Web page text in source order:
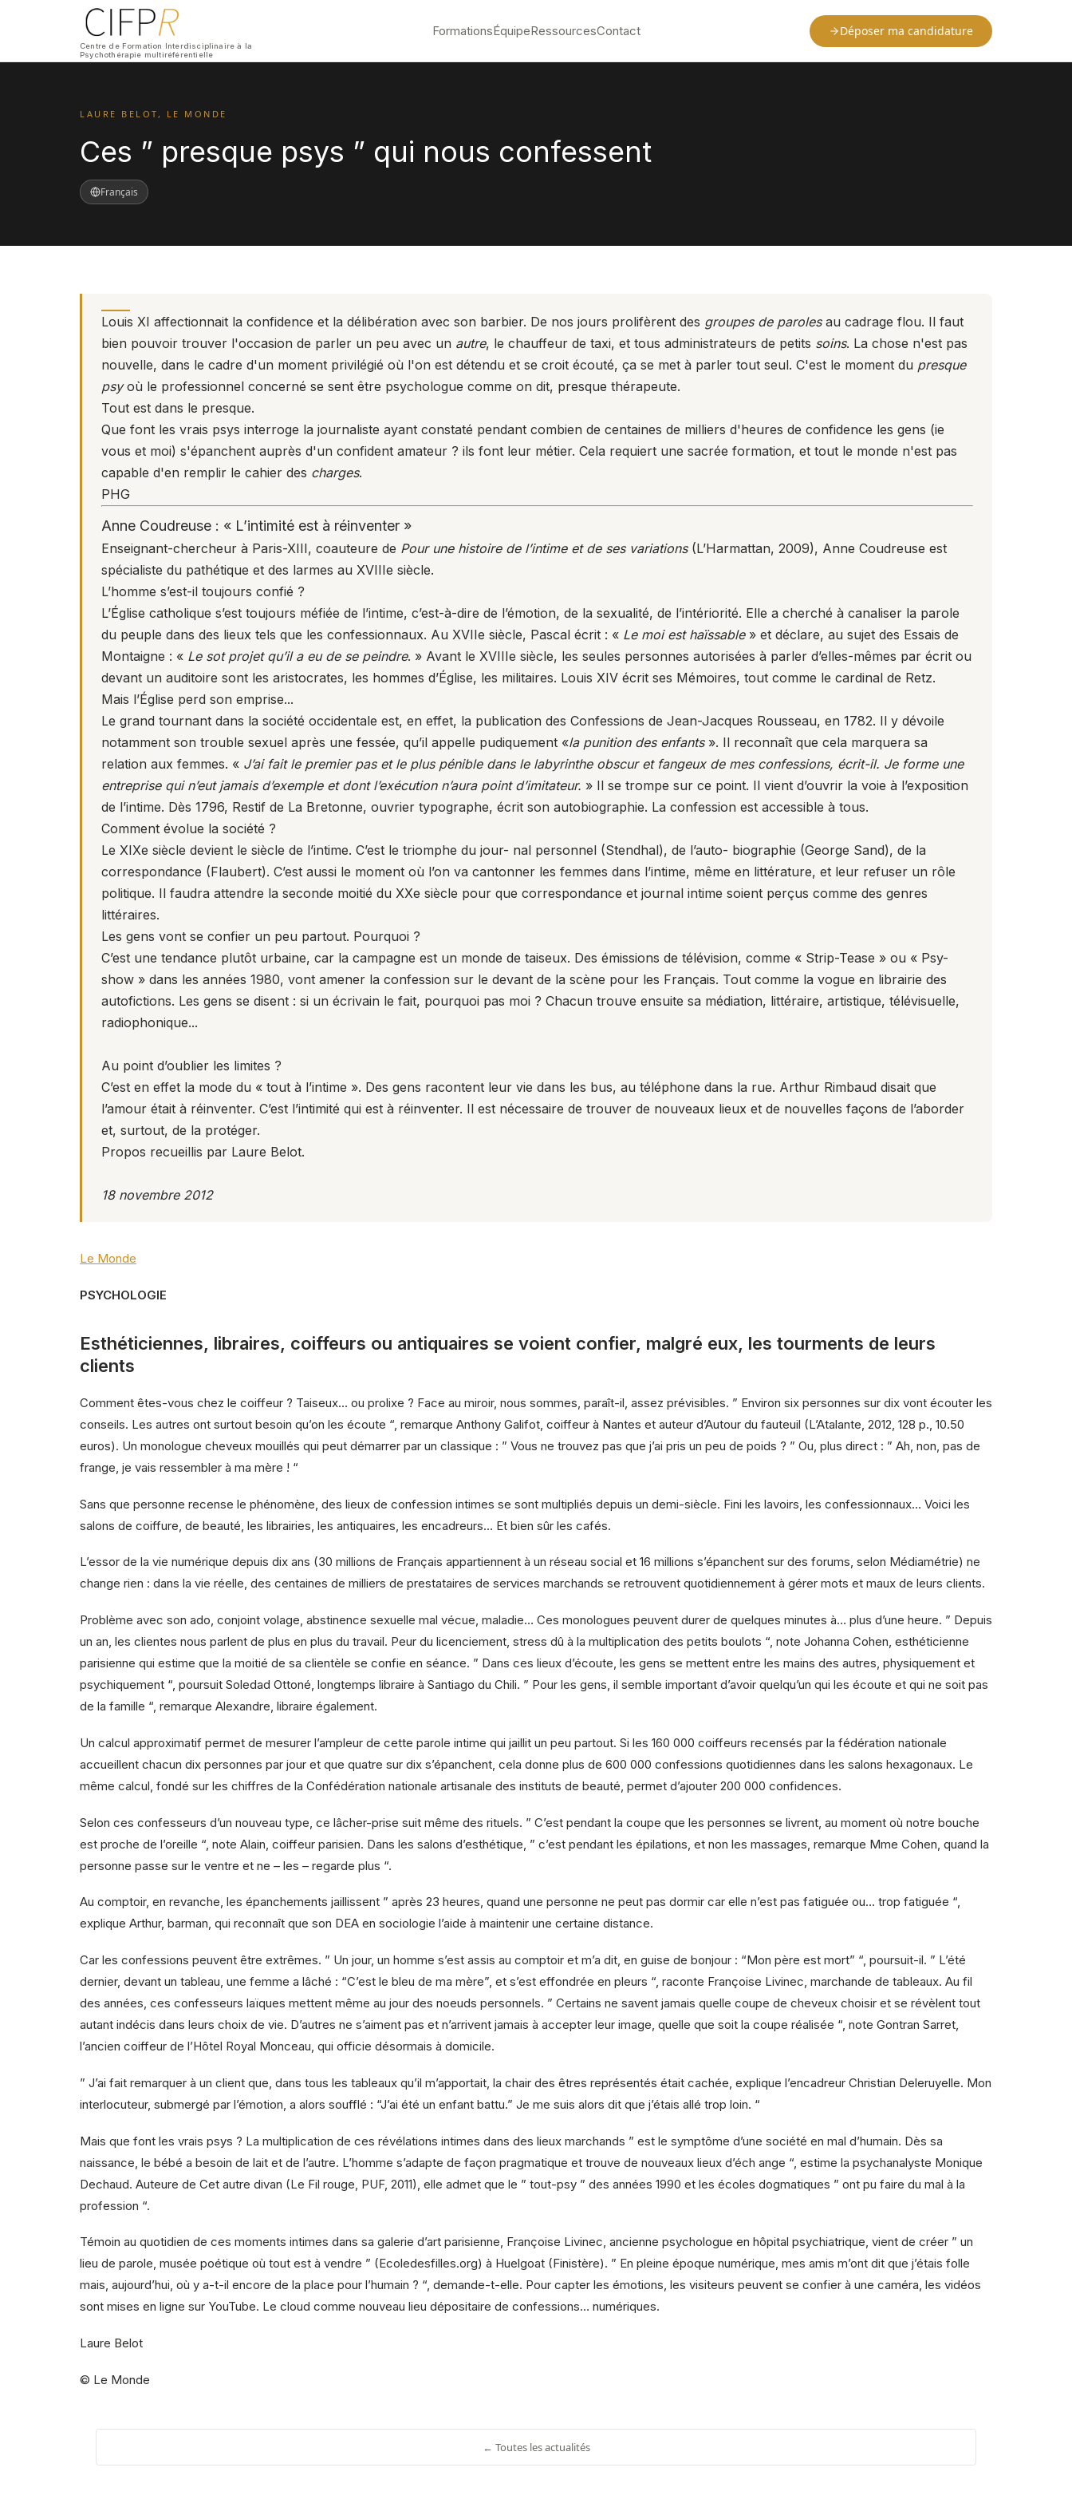
Centre de Formation Interdisciplinaire à la
Psychothérapie multiréférentielle
FormationsÉquipeRessourcesContact Déposer ma candidature
LAURE BELOT, LE MONDE
Ces ” presque psys ” qui nous confessent
Français
Louis XI affectionnait la confidence et la délibération avec son barbier. De nos jours prolifèrent des groupes de parolesau cadrage flou. Il faut
bien pouvoir trouver l'occasion de parler un peu avec un autre, le chauffeur de taxi, et tous administrateurs de petits soins. La chose n'est pas
nouvelle, dans le cadre d'un moment privilégié où l'on est détendu et se croit écouté, ça se met à parler tout seul. C'est le moment du presque
psyoù le professionnel concerné se sent être psychologue comme on dit, presque thérapeute.
Tout est dans le presque.
Que font les vrais psys interroge la journaliste ayant constaté pendant combien de centaines de milliers d'heures de confidence les gens (ie
vous et moi) s'épanchent auprès d'un confident amateur ? ils font leur métier. Cela requiert une sacrée formation, et tout le monde n'est pas
capable d'en remplir le cahier des charges.
PHG
Anne Coudreuse : « L’intimité est à réinventer »
Enseignant-chercheur à Paris-XIII, coauteure de Pour une histoire de l’intime et de ses variations(L’Harmattan, 2009), Anne Coudreuse est
spécialiste du pathétique et des larmes au XVIIIe siècle.
L’homme s’est-il toujours confié ?
L’Église catholique s’est toujours méfiée de l’intime, c’est-à-dire de l’émotion, de la sexualité, de l’intériorité. Elle a cherché à canaliser la parole
du peuple dans des lieux tels que les confessionnaux. Au XVIIe siècle, Pascal écrit : « Le moi est haïssable» et déclare, au sujet des Essais de
Montaigne : « Le sot projet qu’il a eu de se peindre. » Avant le XVIIIe siècle, les seules personnes autorisées à parler d’elles-mêmes par écrit ou
devant un auditoire sont les aristocrates, les hommes d’Église, les militaires. Louis XIV écrit ses Mémoires, tout comme le cardinal de Retz.
Mais l’Église perd son emprise...
Le grand tournant dans la société occidentale est, en effet, la publication des Confessions de Jean-Jacques Rousseau, en 1782. Il y dévoile
notamment son trouble sexuel après une fessée, qu’il appelle pudiquement «la punition des enfants». Il reconnaît que cela marquera sa
relation aux femmes. « J’ai fait le premier pas et le plus pénible dans le labyrinthe obscur et fangeux de mes confessions, écrit-il. Je forme une
entreprise qui n’eut jamais d’exemple et dont l’exécution n’aura point d’imitateur. » Il se trompe sur ce point. Il vient d’ouvrir la voie à l’exposition
de l’intime. Dès 1796, Restif de La Bretonne, ouvrier typographe, écrit son autobiographie. La confession est accessible à tous.
Comment évolue la société ?
Le XIXe siècle devient le siècle de l’intime. C’est le triomphe du jour- nal personnel (Stendhal), de l’auto- biographie (George Sand), de la
correspondance (Flaubert). C’est aussi le moment où l’on va cantonner les femmes dans l’intime, même en littérature, et leur refuser un rôle
politique. Il faudra attendre la seconde moitié du XXe siècle pour que correspondance et journal intime soient perçus comme des genres
littéraires.
Les gens vont se confier un peu partout. Pourquoi ?
C’est une tendance plutôt urbaine, car la campagne est un monde de taiseux. Des émissions de télévision, comme « Strip-Tease » ou « Psy-
show » dans les années 1980, vont amener la confession sur le devant de la scène pour les Français. Tout comme la vogue en librairie des
autofictions. Les gens se disent : si un écrivain le fait, pourquoi pas moi ? Chacun trouve ensuite sa médiation, littéraire, artistique, télévisuelle,
radiophonique...
Au point d’oublier les limites ?
C’est en effet la mode du « tout à l’intime ». Des gens racontent leur vie dans les bus, au téléphone dans la rue. Arthur Rimbaud disait que
l’amour était à réinventer. C’est l’intimité qui est à réinventer. Il est nécessaire de trouver de nouveaux lieux et de nouvelles façons de l’aborder
et, surtout, de la protéger.
Propos recueillis par Laure Belot.
18 novembre 2012
Le Monde
PSYCHOLOGIE
Esthéticiennes, libraires, coiffeurs ou antiquaires se voient confier, malgré eux, les tourments de leurs
clients
Comment êtes-vous chez le coiffeur ? Taiseux… ou prolixe ? Face au miroir, nous sommes, paraît-il, assez prévisibles. ” Environ six personnes sur dix vont écouter les
conseils. Les autres ont surtout besoin qu’on les écoute “, remarque Anthony Galifot, coiffeur à Nantes et auteur d’Autour du fauteuil (L’Atalante, 2012, 128 p., 10.50
euros). Un monologue cheveux mouillés qui peut démarrer par un classique : ” Vous ne trouvez pas que j’ai pris un peu de poids ? ” Ou, plus direct : ” Ah, non, pas de
frange, je vais ressembler à ma mère ! “
Sans que personne recense le phénomène, des lieux de confession intimes se sont multipliés depuis un demi-siècle. Fini les lavoirs, les confessionnaux… Voici les
salons de coiffure, de beauté, les librairies, les antiquaires, les encadreurs… Et bien sûr les cafés.
L’essor de la vie numérique depuis dix ans (30 millions de Français appartiennent à un réseau social et 16 millions s’épanchent sur des forums, selon Médiamétrie) ne
change rien : dans la vie réelle, des centaines de milliers de prestataires de services marchands se retrouvent quotidiennement à gérer mots et maux de leurs clients.
Problème avec son ado, conjoint volage, abstinence sexuelle mal vécue, maladie… Ces monologues peuvent durer de quelques minutes à… plus d’une heure. ” Depuis
un an, les clientes nous parlent de plus en plus du travail. Peur du licenciement, stress dû à la multiplication des petits boulots “, note Johanna Cohen, esthéticienne
parisienne qui estime que la moitié de sa clientèle se confie en séance. ” Dans ces lieux d’écoute, les gens se mettent entre les mains des autres, physiquement et
psychiquement “, poursuit Soledad Ottoné, longtemps libraire à Santiago du Chili. ” Pour les gens, il semble important d’avoir quelqu’un qui les écoute et qui ne soit pas
de la famille “, remarque Alexandre, libraire également.
Un calcul approximatif permet de mesurer l’ampleur de cette parole intime qui jaillit un peu partout. Si les 160 000 coiffeurs recensés par la fédération nationale
accueillent chacun dix personnes par jour et que quatre sur dix s’épanchent, cela donne plus de 600 000 confessions quotidiennes dans les salons hexagonaux. Le
même calcul, fondé sur les chiffres de la Confédération nationale artisanale des instituts de beauté, permet d’ajouter 200 000 confidences.
Selon ces confesseurs d’un nouveau type, ce lâcher-prise suit même des rituels. ” C’est pendant la coupe que les personnes se livrent, au moment où notre bouche
est proche de l’oreille “, note Alain, coiffeur parisien. Dans les salons d’esthétique, ” c’est pendant les épilations, et non les massages, remarque Mme Cohen, quand la
personne passe sur le ventre et ne – les – regarde plus “.
Au comptoir, en revanche, les épanchements jaillissent ” après 23 heures, quand une personne ne peut pas dormir car elle n’est pas fatiguée ou… trop fatiguée “,
explique Arthur, barman, qui reconnaît que son DEA en sociologie l’aide à maintenir une certaine distance.
Car les confessions peuvent être extrêmes. ” Un jour, un homme s’est assis au comptoir et m’a dit, en guise de bonjour : “Mon père est mort” “, poursuit-il. ” L’été
dernier, devant un tableau, une femme a lâché : “C’est le bleu de ma mère”, et s’est effondrée en pleurs “, raconte Françoise Livinec, marchande de tableaux. Au fil
des années, ces confesseurs laïques mettent même au jour des noeuds personnels. ” Certains ne savent jamais quelle coupe de cheveux choisir et se révèlent tout
autant indécis dans leurs choix de vie. D’autres ne s’aiment pas et n’arrivent jamais à accepter leur image, quelle que soit la coupe réalisée “, note Gontran Sarret,
l’ancien coiffeur de l’Hôtel Royal Monceau, qui officie désormais à domicile.
” J’ai fait remarquer à un client que, dans tous les tableaux qu’il m’apportait, la chair des êtres représentés était cachée, explique l’encadreur Christian Deleruyelle. Mon
interlocuteur, submergé par l’émotion, a alors soufflé : “J’ai été un enfant battu.” Je me suis alors dit que j’étais allé trop loin. “
Mais que font les vrais psys ? La multiplication de ces révélations intimes dans des lieux marchands ” est le symptôme d’une société en mal d’humain. Dès sa
naissance, le bébé a besoin de lait et de l’autre. L’homme s’adapte de façon pragmatique et trouve de nouveaux lieux d’éch ange “, estime la psychanalyste Monique
Dechaud. Auteure de Cet autre divan (Le Fil rouge, PUF, 2011), elle admet que le ” tout-psy ” des années 1990 et les écoles dogmatiques ” ont pu faire du mal à la
profession “.
Témoin au quotidien de ces moments intimes dans sa galerie d’art parisienne, Françoise Livinec, ancienne psychologue en hôpital psychiatrique, vient de créer ” un
lieu de parole, musée poétique où tout est à vendre ” (Ecoledesfilles.org) à Huelgoat (Finistère). ” En pleine époque numérique, mes amis m’ont dit que j’étais folle
mais, aujourd’hui, où y a-t-il encore de la place pour l’humain ? “, demande-t-elle. Pour capter les émotions, les visiteurs peuvent se confier à une caméra, les vidéos
sont mises en ligne sur YouTube. Le cloud comme nouveau lieu dépositaire de confessions… numériques.
Laure Belot
© Le Monde
← Toutes les actualités